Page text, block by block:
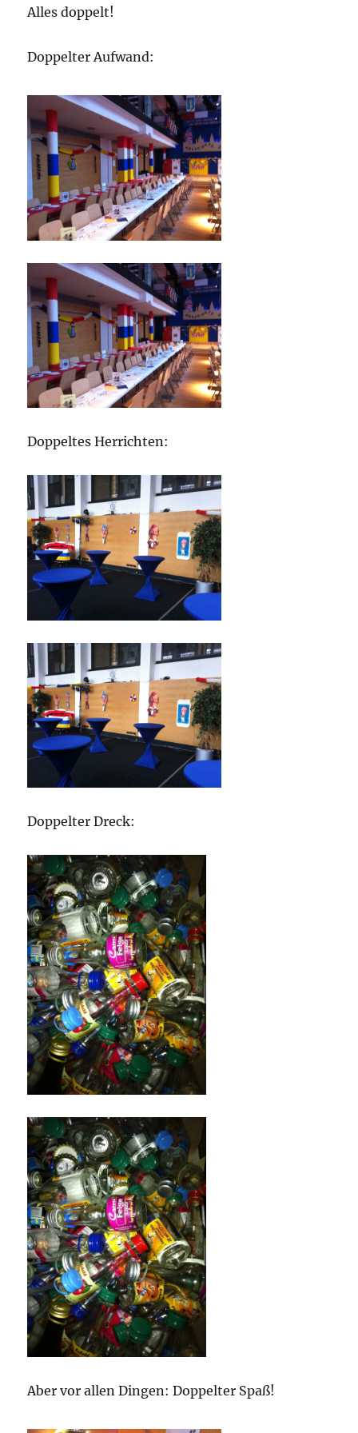
Alles doppelt!
Doppelter Aufwand:
Doppeltes Herrichten:
Doppelter Dreck:
Aber vor allen Dingen: Doppelter Spaß!